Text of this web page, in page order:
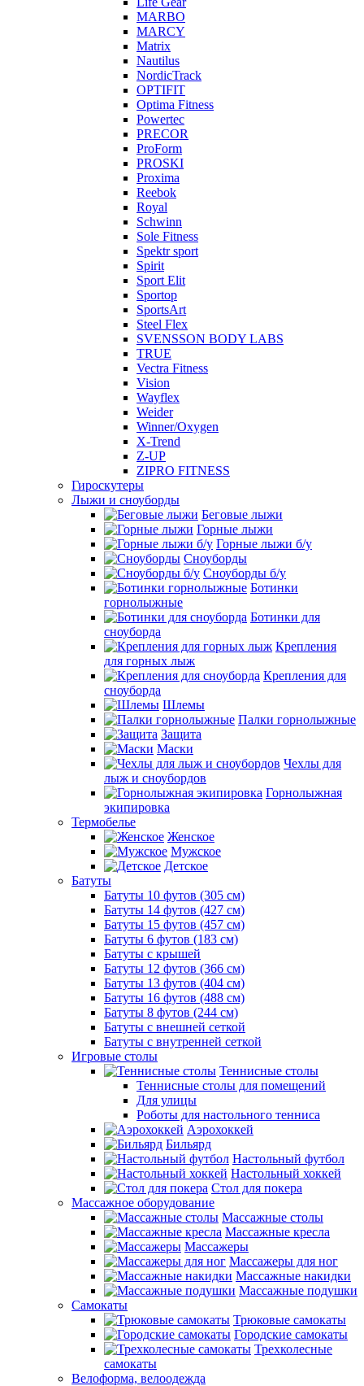
MARBO
MARCY
Matrix
Nautilus
NordicTrack
OPTIFIT
Optima Fitness
Powertec
PRECOR
ProForm
PROSKI
Proxima
Reebok
Royal
Schwinn
Sole Fitness
Spektr sport
Spirit
Sport Elit
Sportop
SportsArt
Steel Flex
SVENSSON BODY LABS
TRUE
Vectra Fitness
Vision
Wayflex
Weider
Winner/Oxygen
X-Trend
Z-UP
ZIPRO FITNESS
Гироскутеры
Лыжи и сноуборды
Беговые лыжи
Горные лыжи
Горные лыжи б/у
Сноуборды
Сноуборды б/у
Ботинки
горнолыжные
Ботинки для
сноуборда
Крепления
для горных лыж
Крепления для
сноуборда
Шлемы
Палки горнолыжные
Защита
Маски
Чехлы для
лыж и сноубордов
Горнолыжная
экипировка
Термобелье
Женское
Мужское
Детское
Батуты
Батуты 10 футов (305 см)
Батуты 14 футов (427 см)
Батуты 15 футов (457 см)
Батуты 6 футов (183 см)
Батуты с крышей
Батуты 12 футов (366 см)
Батуты 13 футов (404 см)
Батуты 16 футов (488 см)
Батуты 8 футов (244 см)
Батуты с внешней сеткой
Батуты с внутренней сеткой
Игровые столы
Теннисные столы
Теннисные столы для помещений
Для улицы
Роботы для настольного тенниса
Аэрохоккей
Бильярд
Настольный футбол
Настольный хоккей
Стол для покера
Массажное оборудование
Массажные столы
Массажные кресла
Массажеры
Массажеры для ног
Массажные накидки
Массажные подушки
Самокаты
Трюковые самокаты
Городские самокаты
Трехколесные
самокаты
Велоформа, велоодежда